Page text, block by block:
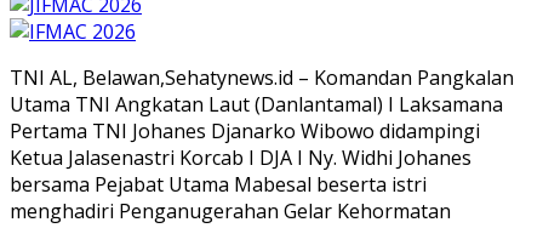
TNI AL, Belawan,Sehatynews.id – Komandan Pangkalan
Utama TNI Angkatan Laut (Danlantamal) I Laksamana
Pertama TNI Johanes Djanarko Wibowo didampingi
Ketua Jalasenastri Korcab I DJA I Ny. Widhi Johanes
bersama Pejabat Utama Mabesal beserta istri
menghadiri Penganugerahan Gelar Kehormatan